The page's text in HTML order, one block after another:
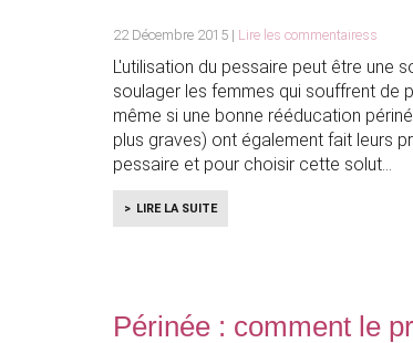
22 Décembre 2015 | Lire les commentairess
L'utilisation du pessaire peut être une
soulager les femmes qui souffrent de
même si une bonne rééducation
plus graves) ont également fait leurs
pessaire et pour choisir cette solut
LIRE LA SUITE
Périnée : comment le